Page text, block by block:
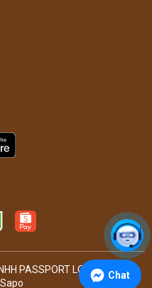
PASSPORT LOUNGE. Cung
Sapo
Chat